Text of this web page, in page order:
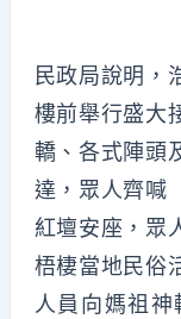
民政局說明，
樓前舉行盛大
轎、各式陣頭
達，眾人齊喊
紅壇安座，眾
梧棲當地民俗
人員向媽祖